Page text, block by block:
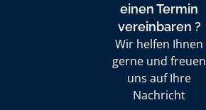
einen Termin
vereinbaren ?
Wir helfen Ihnen
gerne und freuen
uns auf Ihre
Nachricht